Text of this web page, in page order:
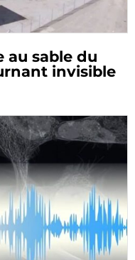
au sable du
invisible